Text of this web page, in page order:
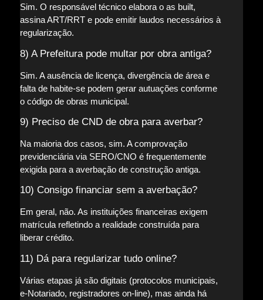
Sim. O responsável técnico elabora o as built,
assina ART/RRT e pode emitir laudos necessários à
regularização.
8) A Prefeitura pode multar por obra antiga?
Sim. A ausência de licença, divergência de área e
falta de habite-se podem gerar autuações conforme
o código de obras municipal.
9) Preciso de CND de obra para averbar?
Na maioria dos casos, sim. A comprovação
previdenciária via SERO/CNO é frequentemente
exigida para a averbação de construção antiga.
10) Consigo financiar sem a averbação?
Em geral, não. As instituições financeiras exigem
matrícula refletindo a realidade construída para
liberar crédito.
11) Dá para regularizar tudo online?
Várias etapas já são digitais (protocolos municipais,
e-Notariado, registradores on-line), mas ainda há